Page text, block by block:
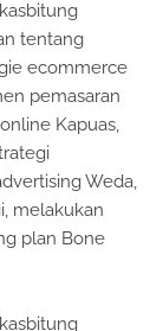
tentang
ecommerce
pemasaran
Kapuas,
Weda,
melakukan
plan Bone